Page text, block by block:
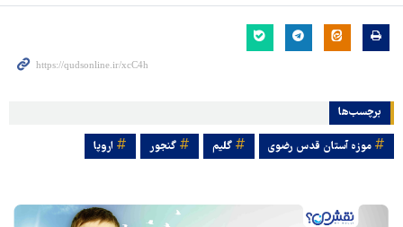
برچسب‌ها
موزه آستان قدس رضوی گلیم گنجور اروپا